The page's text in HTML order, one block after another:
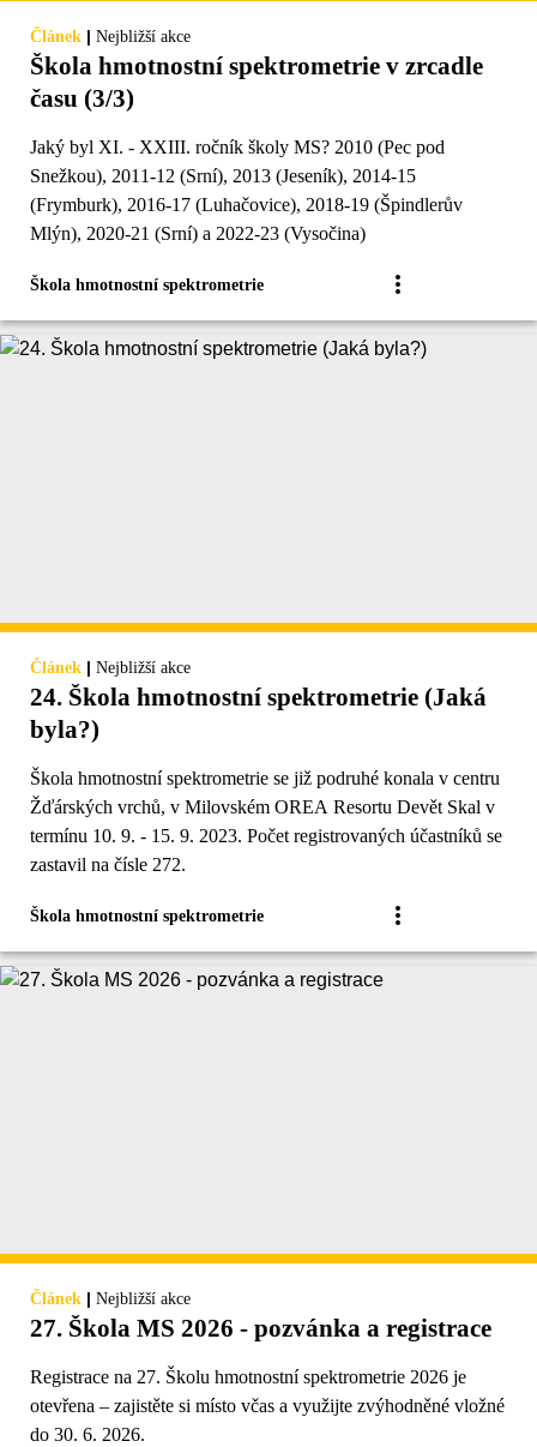
Článek | Nejbližší akce
Škola hmotnostní spektrometrie v zrcadle
času (3/3)
Jaký byl XI. - XXIII. ročník školy MS? 2010 (Pec pod
Snežkou), 2011-12 (Srní), 2013 (Jeseník), 2014-15
(Frymburk), 2016-17 (Luhačovice), 2018-19 (Špindlerův
Mlýn), 2020-21 (Srní) a 2022-23 (Vysočina)
Škola hmotnostní spektrometrie
Článek | Nejbližší akce
24. Škola hmotnostní spektrometrie (Jaká
byla?)
Škola hmotnostní spektrometrie se již podruhé konala v centru
Žďárských vrchů, v Milovském OREA Resortu Devět Skal v
termínu 10. 9. - 15. 9. 2023. Počet registrovaných účastníků se
zastavil na čísle 272.
Škola hmotnostní spektrometrie
Článek | Nejbližší akce
27. Škola MS 2026 - pozvánka a registrace
Registrace na 27. Školu hmotnostní spektrometrie 2026 je
otevřena – zajistěte si místo včas a využijte zvýhodněné vložné
do 30. 6. 2026.